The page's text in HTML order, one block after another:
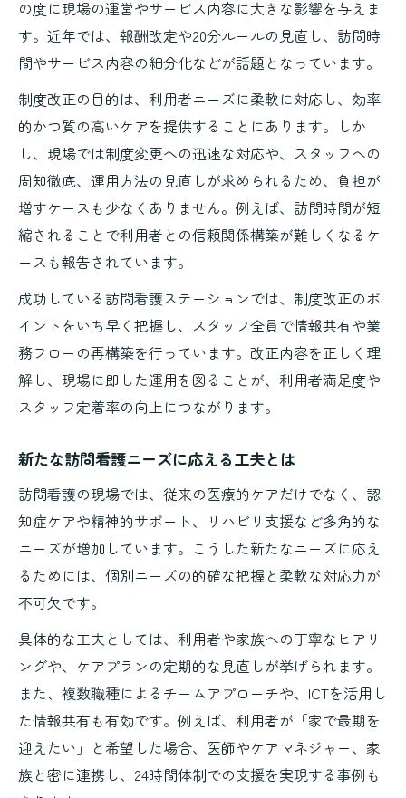
の度に現場の運営やサービス内容に大きな影響を与えま
す。近年では、報酬改定や20分ルールの見直し、訪問時
間やサービス内容の細分化などが話題となっています。
制度改正の目的は、利用者ニーズに柔軟に対応し、効率
的かつ質の高いケアを提供することにあります。しか
し、現場では制度変更への迅速な対応や、スタッフへの
周知徹底、運用方法の見直しが求められるため、負担が
増すケースも少なくありません。例えば、訪問時間が短
縮されることで利用者との信頼関係構築が難しくなるケ
ースも報告されています。
成功している訪問看護ステーションでは、制度改正のポ
イントをいち早く把握し、スタッフ全員で情報共有や業
務フローの再構築を行っています。改正内容を正しく理
解し、現場に即した運用を図ることが、利用者満足度や
スタッフ定着率の向上につながります。
新たな訪問看護ニーズに応える工夫とは
訪問看護の現場では、従来の医療的ケアだけでなく、認
知症ケアや精神的サポート、リハビリ支援など多角的な
ニーズが増加しています。こうした新たなニーズに応え
るためには、個別ニーズの的確な把握と柔軟な対応力が
不可欠です。
具体的な工夫としては、利用者や家族への丁寧なヒアリ
ングや、ケアプランの定期的な見直しが挙げられます。
また、複数職種によるチームアプローチや、ICTを活用し
た情報共有も有効です。例えば、利用者が「家で最期を
迎えたい」と希望した場合、医師やケアマネジャー、家
族と密に連携し、24時間体制での支援を実現する事例も